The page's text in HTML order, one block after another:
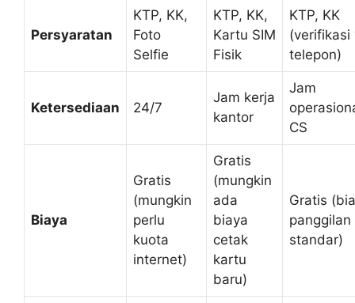
Persyaratan
KTP, KK,
Foto
Selfie
KTP, KK,
Kartu SIM
Fisik
KTP, KK
(verifikasi
telepon)
Ketersediaan 24/7
Jam kerja
kantor
Jam
CS
Biaya
Gratis
(mungkin
perlu
kuota
internet)
Gratis
(mungkin
ada
biaya
cetak
kartu
baru)
Gratis
panggilan
standar)